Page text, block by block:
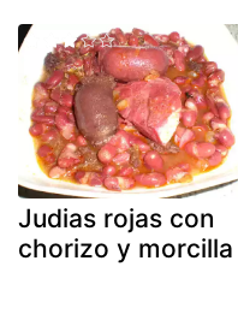
Judias rojas con
chorizo y morcilla